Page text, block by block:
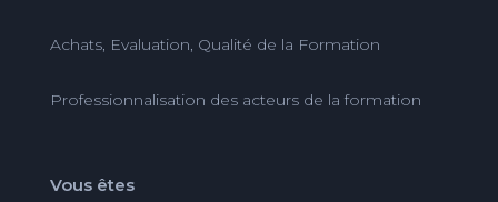
Achats, Evaluation, Qualité de la Formation
Professionnalisation des acteurs de la formation
Vous êtes